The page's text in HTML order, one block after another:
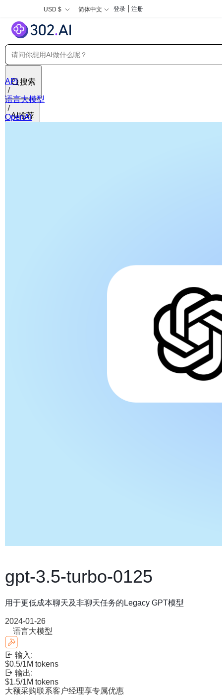
USD $ 简体中文 登录 注册
搜索
AI推荐
API
语言大模型
OpenAI
gpt-3.5-turbo-0125
用于更低成本聊天及非聊天任务的Legacy GPT模型
2024-01-26
语言大模型
输入:
$0.5/1M tokens
输出:
$1.5/1M tokens
大额采购联系客户经理享专属优惠